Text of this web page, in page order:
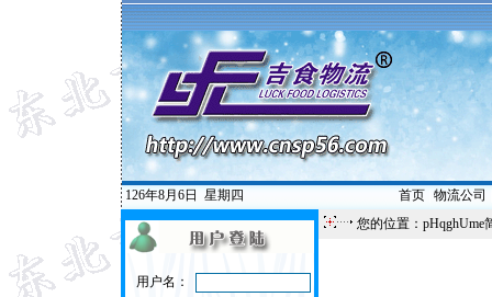
126年8月6日 星期四 首页| 物流公司
用户名：
您的位置：pHqghUme